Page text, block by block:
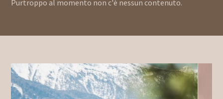
Purtroppo al momento non c'è nessun contenuto.